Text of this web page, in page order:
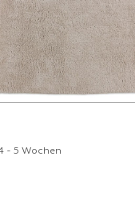
- 5 Wochen